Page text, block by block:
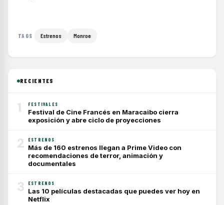
TAGS Estrenos Monroe
RECIENTES
1 FESTIVALES
Festival de Cine Francés en Maracaibo cierra
exposición y abre ciclo de proyecciones
2 ESTRENOS
Más de 160 estrenos llegan a Prime Video con
recomendaciones de terror, animación y
documentales
3 ESTRENOS
Las 10 películas destacadas que puedes ver hoy en
Netflix